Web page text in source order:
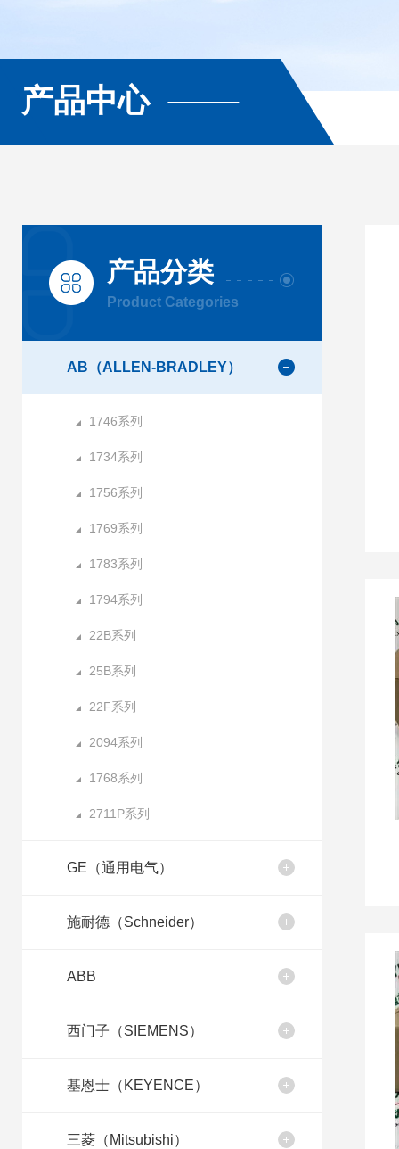
产品中心
产品分类
Product Categories
AB（ALLEN-BRADLEY）
1746系列
1734系列
1756系列
1769系列
1783系列
1794系列
22B系列
25B系列
22F系列
2094系列
1768系列
2711P系列
GE（通用电气）
施耐德（Schneider）
ABB
西门子（SIEMENS）
基恩士（KEYENCE）
三菱（Mitsubishi）